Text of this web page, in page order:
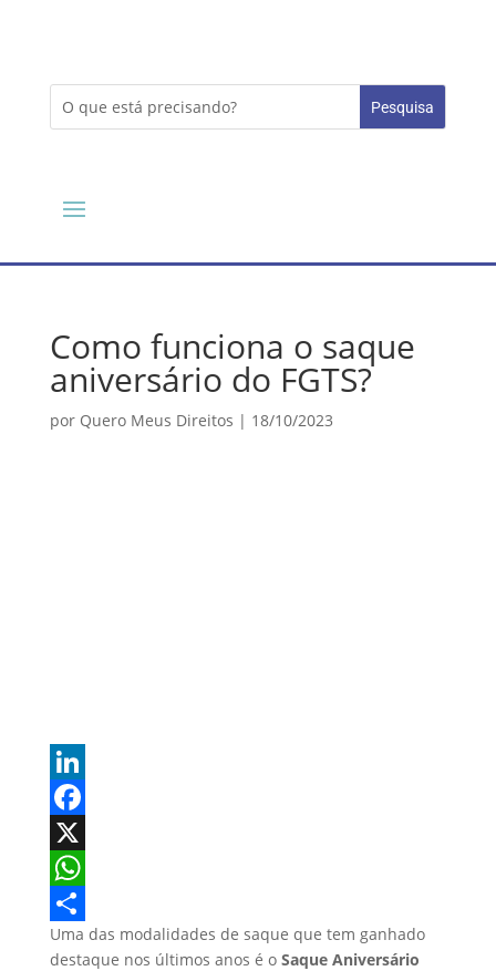
Como funciona o saque
aniversário do FGTS?
por Quero Meus Direitos | 18/10/2023
L
n
k
e
a
c
e
X
W
h
S
Uma das modalidades de saque que tem ganhado
destaque nos últimos anos é o Saque Aniversário